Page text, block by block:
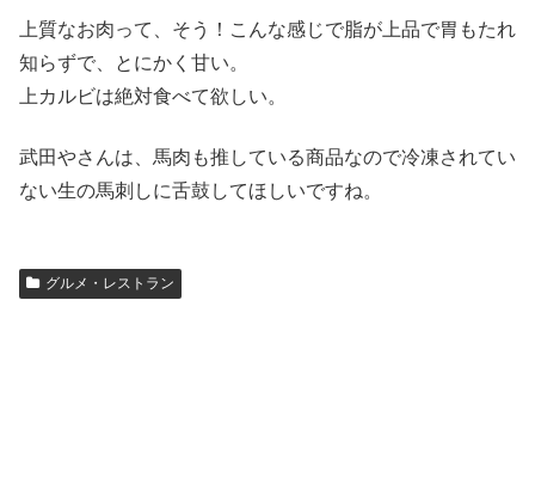
上質なお肉って、そう！こんな感じで脂が上品で胃もたれ
知らずで、とにかく甘い。
上カルビは絶対食べて欲しい。
武田やさんは、馬肉も推している商品なので冷凍されてい
ない生の馬刺しに舌鼓してほしいですね。
グルメ・レストラン